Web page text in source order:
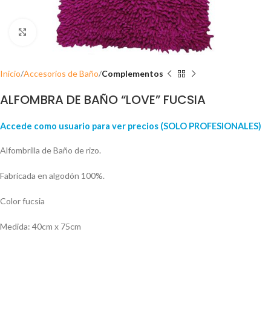
Click para ampliar
Inicio Accesorios de Baño Complementos
ALFOMBRA DE BAÑO “LOVE” FUCSIA
Accede como usuario para ver precios (SOLO PROFESIONALES)
Alfombrilla de Baño de rizo.
Fabricada en algodón 100%.
Color fucsia
Medida: 40cm x 75cm